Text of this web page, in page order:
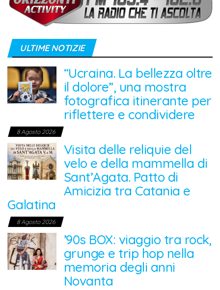
ULTIME NOTIZIE
“Ucraina. La bellezza oltre
il dolore”, una mostra
fotografica itinerante per
riflettere e condividere
8 Agosto 2026
Visita delle reliquie del
velo e della mammella di
Sant’Agata. Patto di
Amicizia tra Catania e
Galatina
8 Agosto 2026
’90s BOX: viaggio tra rock,
grunge e trip hop nella
memoria degli anni
Novanta